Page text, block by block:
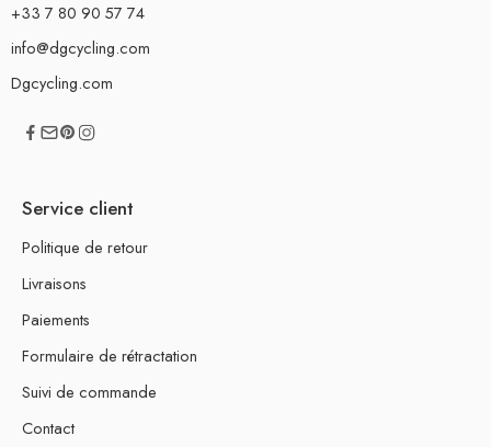
+33 7 80 90 57 74
info@dgcycling.com
Dgcycling.com
Service client
Politique de retour
Livraisons
Paiements
Formulaire de rétractation
Suivi de commande
Contact